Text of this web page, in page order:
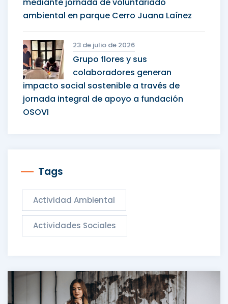
ambiental en parque Cerro Juana Laínez
23 de julio de 2026
Grupo flores y sus
colaboradores generan
impacto social sostenible a través de
jornada integral de apoyo a fundación
OSOVI
Tags
Actividad Ambiental
Actividades Sociales